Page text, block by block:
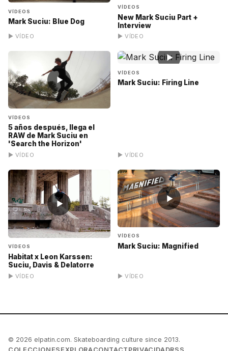
VÍDEOS
Mark Suciu: Blue Dog
▶ VÍDEO
VÍDEOS
New Mark Suciu Part +
Interview
▶ VÍDEO
▶
VÍDEOS
5 años después, llega el
RAW de Mark Suciu en
'Search the Horizon'
▶ VÍDEO
▶
VÍDEOS
Mark Suciu: Firing Line
▶ VÍDEO
▶
VÍDEOS
Habitat x Leon Karssen:
Suciu, Davis & Delatorre
▶ VÍDEO
▶
VÍDEOS
Mark Suciu: Magnified
▶ VÍDEO
© 2026 elpatin.com. Skateboarding culture since 2013.